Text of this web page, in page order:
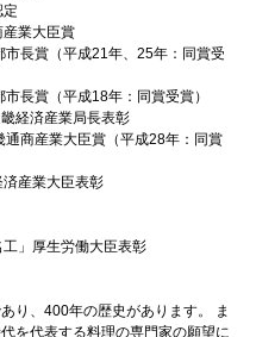
大臣賞
賞（平成21年、25年：同賞受
賞（平成18年：同賞受賞）
済産業局長表彰
産業大臣賞（平成28年：同賞
産業大臣表彰
」厚生労働大臣表彰
り、400年の歴史があります。 ま
を代表する料理の専門家の願望に